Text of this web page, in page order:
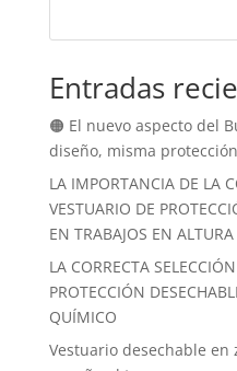
Entradas
🟠 El nuevo aspecto del
diseño, misma
LA IMPORTANCIA DE LA
VESTUARIO DE
EN TRABAJOS EN ALTURA
LA CORRECTA
PROTECCIÓN
QUÍMICO
Vestuario desechable en